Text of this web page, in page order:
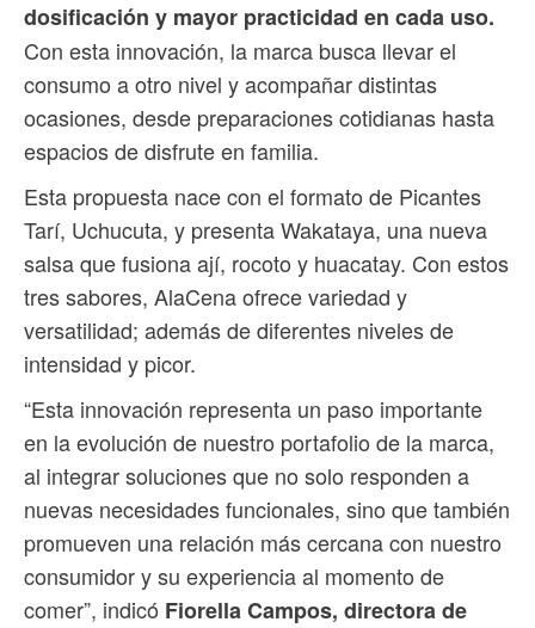
dosificación y mayor practicidad en cada uso.
Con esta innovación, la marca busca llevar el
consumo a otro nivel y acompañar distintas
ocasiones, desde preparaciones cotidianas hasta
espacios de disfrute en familia.
Esta propuesta nace con el formato de Picantes
Tarí, Uchucuta, y presenta Wakataya, una nueva
salsa que fusiona ají, rocoto y huacatay. Con estos
tres sabores, AlaCena ofrece variedad y
versatilidad; además de diferentes niveles de
intensidad y picor.
“Esta innovación representa un paso importante
en la evolución de nuestro portafolio de la marca,
al integrar soluciones que no solo responden a
nuevas necesidades funcionales, sino que también
promueven una relación más cercana con nuestro
consumidor y su experiencia al momento de
comer”, indicó Fiorella Campos, directora de